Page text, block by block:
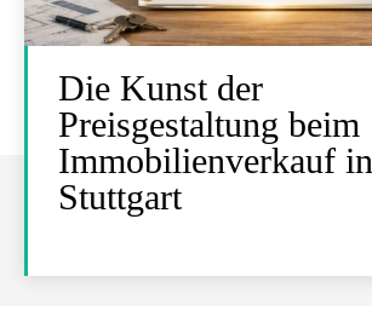
Die Kunst der
Preisgestaltung beim
Immobilienverkauf in
Stuttgart